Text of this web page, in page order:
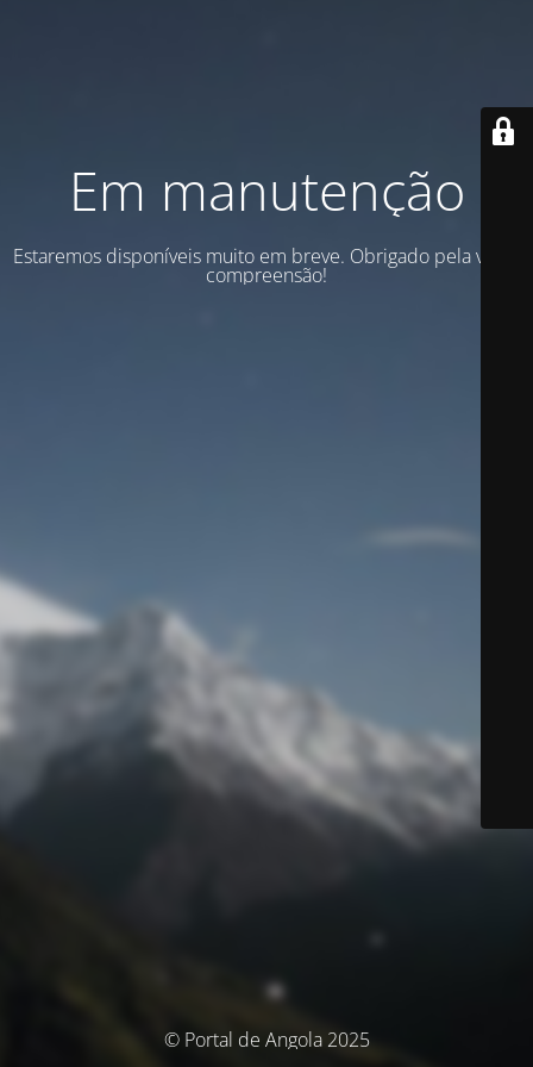
Em manutenção
Estaremos disponíveis muito em breve. Obrigado pela vossa
compreensão!
© Portal de Angola 2025